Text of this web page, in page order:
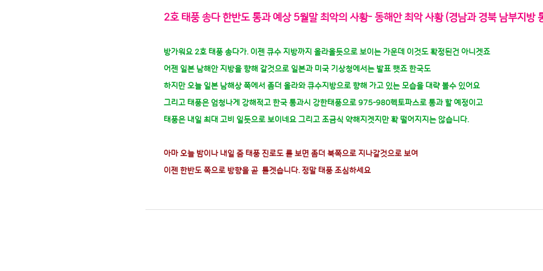
2호 태풍 송다 한반도 통과 예상 5월말 최악의 사황- 동해안 최악 사황 (경남과 경북 남부지방
방가워요 2호 태풍 송다가. 이젠 큐수 지방까지 올라올듯으로 보이는 가운데 이것도 확정된건 아니겟죠
어젠 일본 남해안 지방을 향해 갈것으로 일본과 미국 기상청에서는 발표 햇죠 한국도
하지만 오늘 일본 남해상 쪽에서 좀더 올라와 큐수지방으로 향해 가고 있는 모습을 대략 볼수 있어요
그리고 태풍은 엄청나게 강해적고 한국 통과시 강한태풍으로 975-980헥토파스로 통과 할 예정이고
태풍은 내일 최대 고비 일듯으로 보이네요 그리고 조금식 약해지겟지만 확 떨어지지는 않습니다.
아마 오늘 밤이나 내일 줌 태풍 진로도 를 보면 좀더 북쪽으로 지나갈것으로 보여
이젠 한반도 쪽으로 방향을 곧 틀겟습니다. 정말 태풍 조심하세요